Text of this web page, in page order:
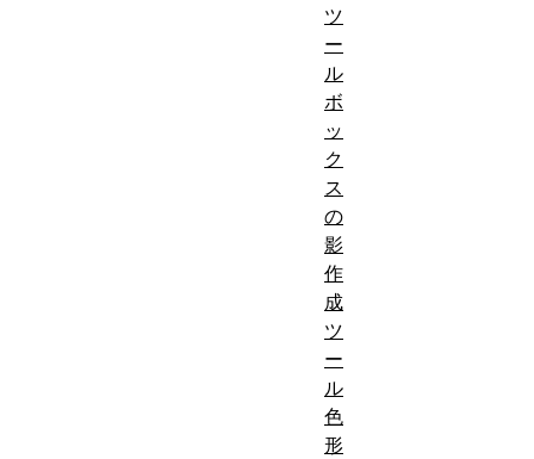
ツ
ー
ル
ボ
ッ
ク
ス
の
影
作
成
ツ
ー
ル
色
形